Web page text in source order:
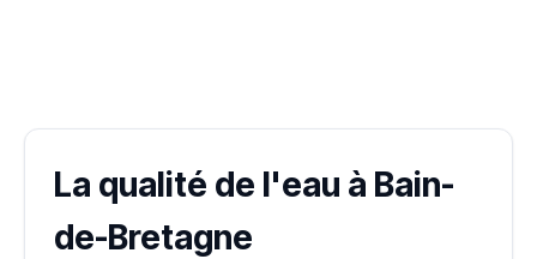
La qualité de l'eau à Bain-
de-Bretagne